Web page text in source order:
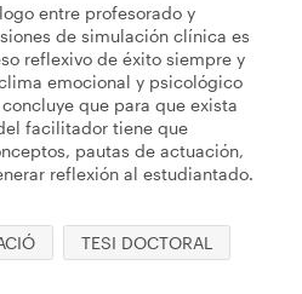
entre profesorado y
de simulación clínica es
reflexivo de éxito siempre y
emocional y psicológico
que para que exista
facilitador tiene que
pautas de actuación,
reflexión al estudiantado.
TESI DOCTORAL